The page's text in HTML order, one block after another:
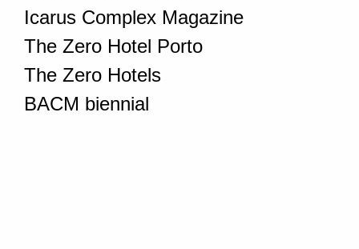
Icarus Complex Magazine
The Zero Hotel Porto
The Zero Hotels
BACM biennial